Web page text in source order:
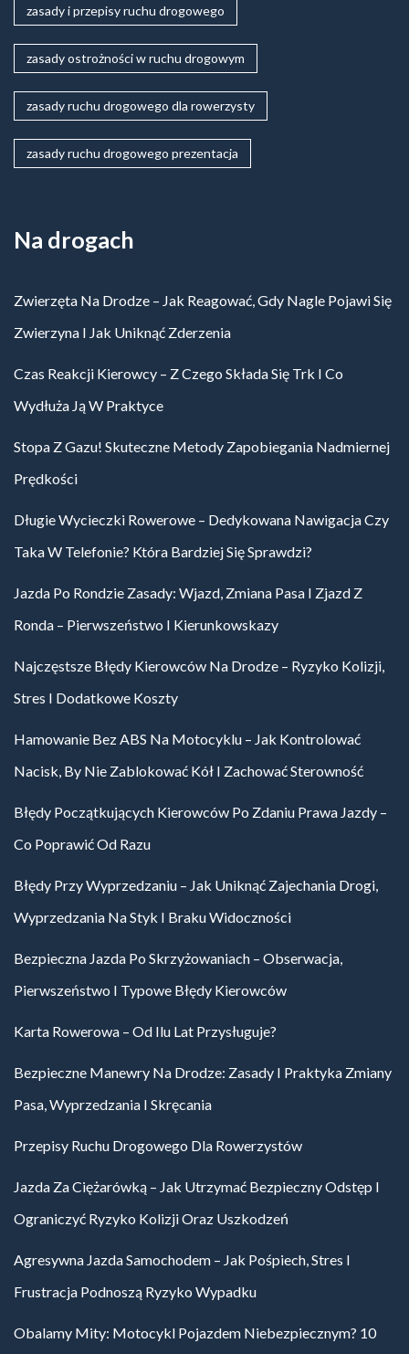
zasady i przepisy ruchu drogowego
zasady ostrożności w ruchu drogowym
zasady ruchu drogowego dla rowerzysty
zasady ruchu drogowego prezentacja
Na drogach
Zwierzęta Na Drodze – Jak Reagować, Gdy Nagle Pojawi Się
Zwierzyna I Jak Uniknąć Zderzenia
Czas Reakcji Kierowcy – Z Czego Składa Się Trk I Co
Wydłuża Ją W Praktyce
Stopa Z Gazu! Skuteczne Metody Zapobiegania Nadmiernej
Prędkości
Długie Wycieczki Rowerowe – Dedykowana Nawigacja Czy
Taka W Telefonie? Która Bardziej Się Sprawdzi?
Jazda Po Rondzie Zasady: Wjazd, Zmiana Pasa I Zjazd Z
Ronda – Pierwszeństwo I Kierunkowskazy
Najczęstsze Błędy Kierowców Na Drodze – Ryzyko Kolizji,
Stres I Dodatkowe Koszty
Hamowanie Bez ABS Na Motocyklu – Jak Kontrolować
Nacisk, By Nie Zablokować Kół I Zachować Sterowność
Błędy Początkujących Kierowców Po Zdaniu Prawa Jazdy –
Co Poprawić Od Razu
Błędy Przy Wyprzedzaniu – Jak Uniknąć Zajechania Drogi,
Wyprzedzania Na Styk I Braku Widoczności
Bezpieczna Jazda Po Skrzyżowaniach – Obserwacja,
Pierwszeństwo I Typowe Błędy Kierowców
Karta Rowerowa – Od Ilu Lat Przysługuje?
Bezpieczne Manewry Na Drodze: Zasady I Praktyka Zmiany
Pasa, Wyprzedzania I Skręcania
Przepisy Ruchu Drogowego Dla Rowerzystów
Jazda Za Ciężarówką – Jak Utrzymać Bezpieczny Odstęp I
Ograniczyć Ryzyko Kolizji Oraz Uszkodzeń
Agresywna Jazda Samochodem – Jak Pośpiech, Stres I
Frustracja Podnoszą Ryzyko Wypadku
Obalamy Mity: Motocykl Pojazdem Niebezpiecznym? 10